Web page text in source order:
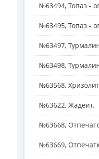
№63494, Топаз -
№63495, Топаз -
№63497,
№63498,
№63568, Хризолит
№63622, Жадеит.
№63668,
№63669,